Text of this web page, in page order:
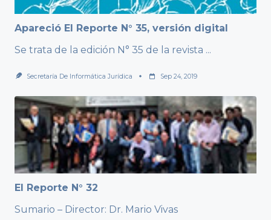
Apareció El Reporte N° 35, versión digital
Se trata de la edición N° 35 de la revista ...
Secretaría De Informática Jurídica Sep 24, 2019
El Reporte N° 32
Sumario – Director: Dr. Mario Vivas